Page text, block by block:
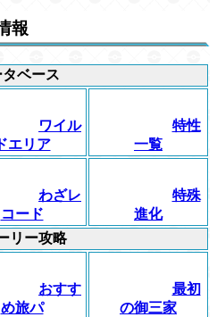
報
タベース
ワイル
ドエリア
特性
一覧
わざレ
コード
特殊
進化
リー攻略
おすす
め旅パ
最初
の御三家